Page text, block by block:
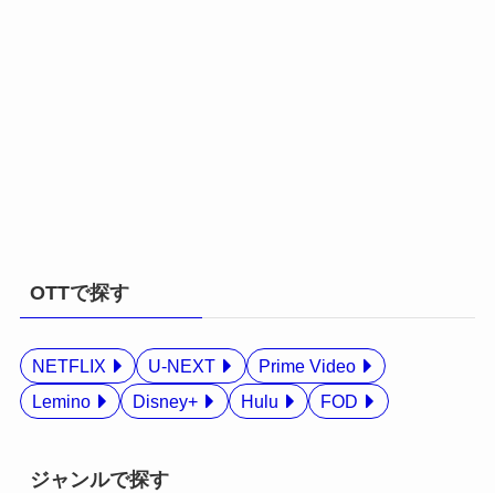
OTTで探す
NETFLIX U-NEXT
Prime Video
Lemino
Disney+ Hulu FOD
ジャンルで探す